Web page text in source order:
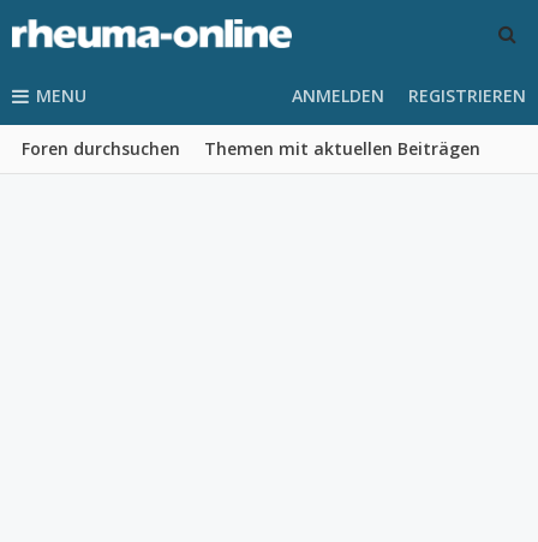
MENU
Foren durchsuchen Themen mit aktuellen Beiträgen
ANMELDEN REGISTRIEREN